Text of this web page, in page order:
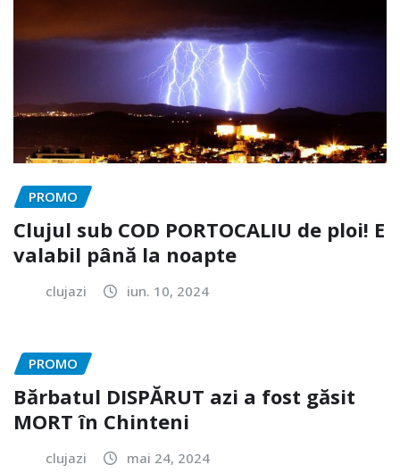
PROMO
Clujul sub COD PORTOCALIU de ploi! E
valabil până la noapte
clujazi iun. 10, 2024
PROMO
Bărbatul DISPĂRUT azi a fost găsit
MORT în Chinteni
clujazi mai 24, 2024